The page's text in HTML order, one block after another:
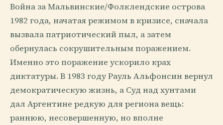
Война за Мальвинские/Фолклендские острова
1982 года, начатая режимом в кризисе, сначала
вызвала патриотический пыл, а затем
обернулась сокрушительным поражением.
Именно это поражение ускорило крах
диктатуры. В 1983 году Рауль Альфонсин вернул
демократическую жизнь, а Суд над хунтами
дал Аргентине редкую для региона вещь:
раннюю, несовершенную, но вполне